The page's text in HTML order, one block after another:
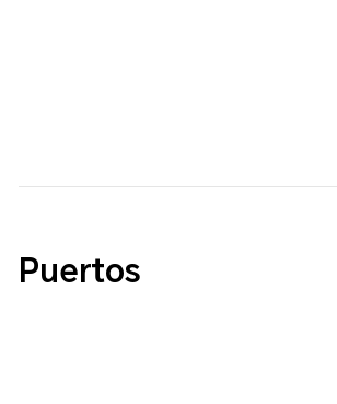
Puertos